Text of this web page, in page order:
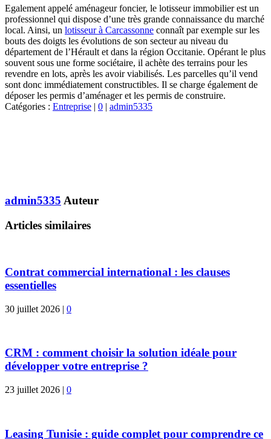
Egalement appelé aménageur foncier, le lotisseur immobilier est un
professionnel qui dispose d’une très grande connaissance du marché
local. Ainsi, un lotisseur à Carcassonne connaît par exemple sur les
bouts des doigts les évolutions de son secteur au niveau du
département de l’Hérault et dans la région Occitanie. Opérant le plus
souvent sous une forme sociétaire, il achète des terrains pour les
revendre en lots, après les avoir viabilisés. Les parcelles qu’il vend
sont donc immédiatement constructibles. Il se charge également de
déposer les permis d’aménager et les permis de construire.
Catégories : Entreprise | 0 | admin5335
admin5335 Auteur
Articles similaires
Contrat commercial international : les clauses
essentielles
30 juillet 2026 | 0
CRM : comment choisir la solution idéale pour
développer votre entreprise ?
23 juillet 2026 | 0
Leasing Tunisie : guide complet pour comprendre ce